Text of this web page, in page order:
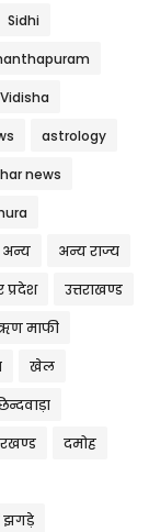
Sidhi
Vidisha
astrology
news
अन्य अन्य राज्य
प्रदेश उत्तराखण्ड
माफी
खेल
दमोह
झगड़े